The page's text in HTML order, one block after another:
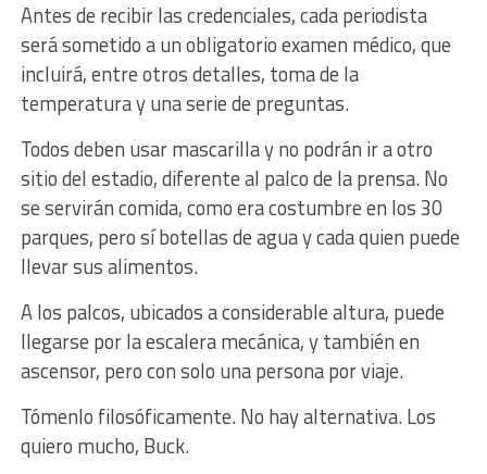
Antes de recibir las credenciales, cada periodista
será sometido a un obligatorio examen médico, que
incluirá, entre otros detalles, toma de la
temperatura y una serie de preguntas.
Todos deben usar mascarilla y no podrán ir a otro
sitio del estadio, diferente al palco de la prensa. No
se servirán comida, como era costumbre en los 30
parques, pero sí botellas de agua y cada quien puede
llevar sus alimentos.
A los palcos, ubicados a considerable altura, puede
llegarse por la escalera mecánica, y también en
ascensor, pero con solo una persona por viaje.
Tómenlo filosóficamente. No hay alternativa. Los
quiero mucho, Buck.